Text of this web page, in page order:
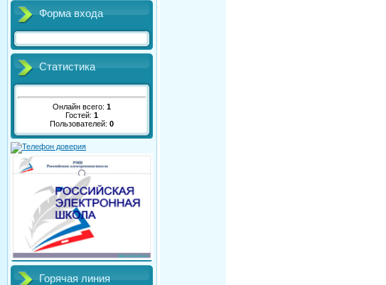
Форма входа
Статистика
Онлайн всего: 1
Гостей: 1
Пользователей: 0
Горячая линия